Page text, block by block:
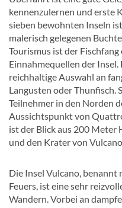
kennenzulernen und erste
sieben bewohnten Inseln
malerisch gelegenen
Tourismus ist der
Einnahmequellen der
reichhaltige Auswahl an
Langusten oder Thunfisch.
Teilnehmer in den Norden
Aussichtspunkt von
ist der Blick aus 200 Meter
und den Krater von
Die Insel Vulcano, benannt
Feuers, ist eine sehr
Wandern. Vorbei an